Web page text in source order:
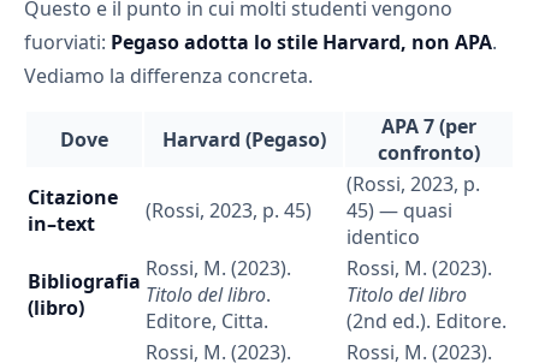
Questo e il punto in cui molti studenti vengono
fuorviati: Pegaso adotta lo stile Harvard, non APA.
Vediamo la differenza concreta.
Dove Harvard (Pegaso)
APA 7 (per
confronto)
Citazione
in–text
(Rossi, 2023, p. 45)
(Rossi, 2023, p.
45) — quasi
identico
Bibliografia
(libro)
Rossi, M. (2023).
Titolo del libro.
Editore, Citta.
Rossi, M. (2023).
Titolo del libro
(2nd ed.). Editore.
Rossi, M. (2023).
Rossi, M. (2023).